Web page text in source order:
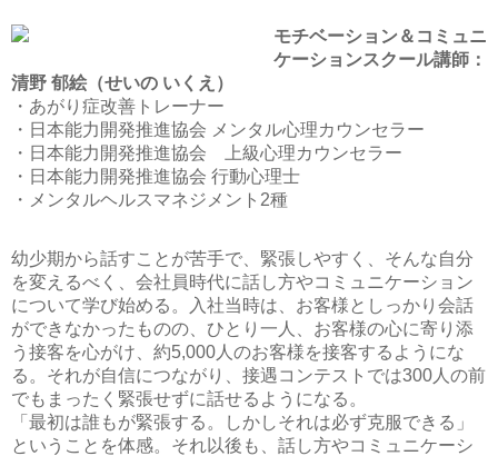
モチベーション＆コミュニ
ケーションスクール講師：
清野 郁絵（せいの いくえ）
・あがり症改善トレーナー
・日本能力開発推進協会 メンタル心理カウンセラー
・日本能力開発推進協会 上級心理カウンセラー
・日本能力開発推進協会 行動心理士
・メンタルヘルスマネジメント2種
幼少期から話すことが苦手で、緊張しやすく、そんな自分
を変えるべく、会社員時代に話し方やコミュニケーション
について学び始める。入社当時は、お客様としっかり会話
ができなかったものの、ひとり一人、お客様の心に寄り添
う接客を心がけ、約5,000人のお客様を接客するようにな
る。それが自信につながり、接遇コンテストでは300人の前
でもまったく緊張せずに話せるようになる。
「最初は誰もが緊張する。しかしそれは必ず克服できる」
ということを体感。それ以後も、話し方やコミュニケーシ